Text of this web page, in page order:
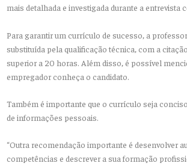
mais detalhada e investigada durante a entrevista
Para garantir um currículo de sucesso, a
substituída pela qualificação técnica, com a
superior a 20 horas. Além disso, é possível
empregador conheça o candidato.
Também é importante que o currículo seja
de informações pessoais.
“Outra recomendação importante é desenvolver
competências e descrever a sua formação